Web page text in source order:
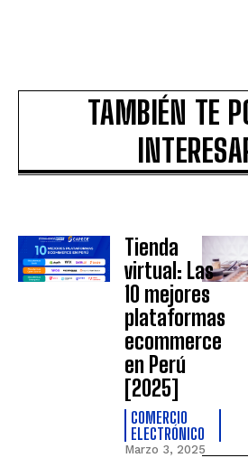
TAMBIÉN TE
Tienda
virtual: Las
10 mejores
plataformas
ecommerce
en Perú
[2025]
COMERCIO
ELECTRÓNICO
Marzo 3, 2025